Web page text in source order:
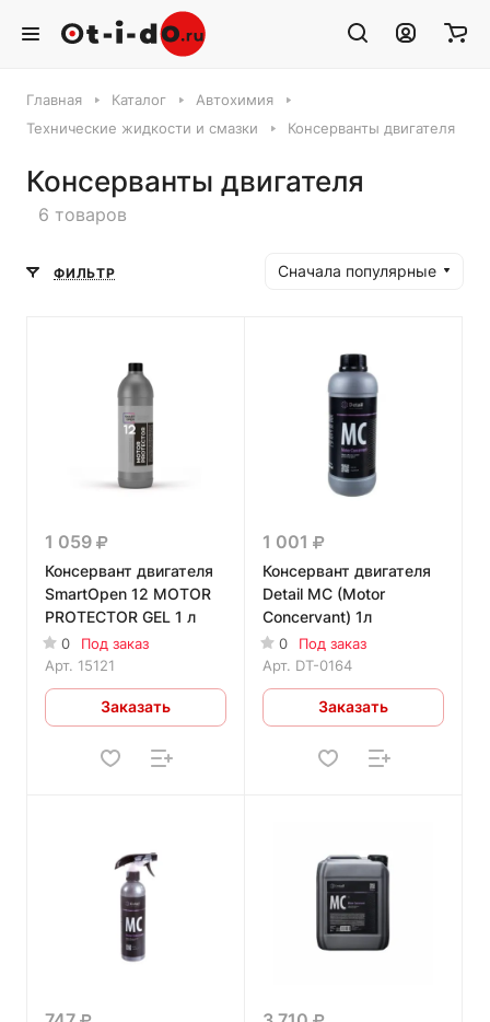
Главная Каталог
Автохимия
Технические жидкости и смазки
Консерванты двигателя
Консерванты двигателя
6 товаров
ФИЛЬТР Сначала популярные
1 059
Консервант двигателя
SmartOpen 12 MOTOR
PROTECTOR GEL 1 л
0
Под заказ
Арт. 15121
Заказать
1 001
Консервант двигателя
Detail MC (Motor
Concervant) 1л
0
Под заказ
Арт. DT-0164
Заказать